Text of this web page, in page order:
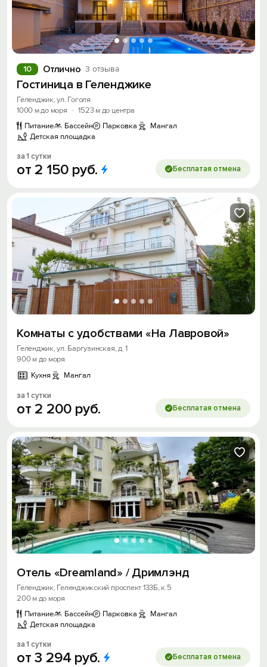
Отлично 3 отзыва
10
Гостиница в Геленджике
Геленджик, ул. Гоголя
1000 м до моря
· 1523 м до центра
Питание
Бассейн Парковка
Мангал
Детская площадка
за 1 сутки
от 2 150 руб. Бесплатая отмена
Комнаты с удобствами «На Лавровой»
Геленджик, ул. Баргузинская, д. 1
900 м до моря
Кухня
Мангал
за 1 сутки
от 2 200 руб. Бесплатая отмена
Отель «Dreamland» / Дримлэнд
Геленджик, Геленджикский проспект 133Б, к.5
200 м до моря
Питание
Бассейн Парковка
Мангал
Детская площадка
за 1 сутки
от3 294 руб. Бесплатая отмена